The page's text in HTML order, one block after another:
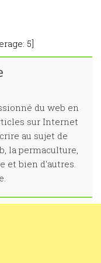
5]
du web en
sur Internet
au sujet de
la permaculture,
et bien d'autres.